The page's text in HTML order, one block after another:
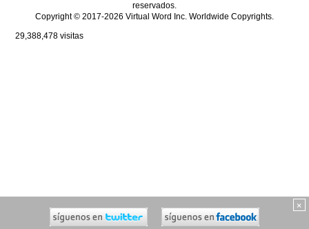
×
reservados.
Copyright © 2017-2026 Virtual Word Inc. Worldwide Copyrights.
29,388,478 visitas